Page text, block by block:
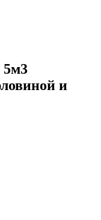
5м3
и